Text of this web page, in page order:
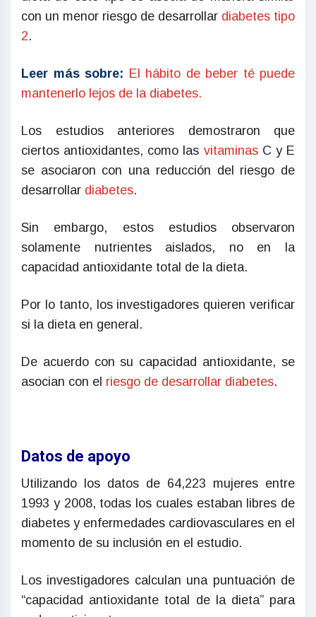
con un menor riesgo de desarrollar diabetes tipo
2.
Leer más sobre: El hábito de beber té puede
mantenerlo lejos de la diabetes.
Los estudios anteriores demostraron que
ciertos antioxidantes, como las vitaminasC y E
se asociaron con una reducción del riesgo de
desarrollar diabetes.
Sin embargo, estos estudios observaron
solamente nutrientes aislados, no en la
capacidad antioxidante total de la dieta.
Por lo tanto, los investigadores quieren verificar
si la dieta en general.
De acuerdo con su capacidad antioxidante, se
asocian con el riesgo de desarrollar diabetes.
Datos de apoyo
Utilizando los datos de 64,223 mujeres entre
1993 y 2008, todas los cuales estaban libres de
diabetes y enfermedades cardiovasculares en el
momento de su inclusión en el estudio.
Los investigadores calculan una puntuación de
“capacidad antioxidante total de la dieta” para